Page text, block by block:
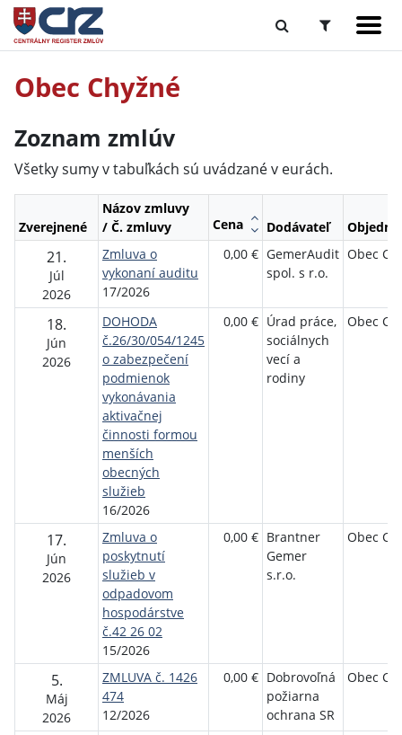
Obec Chyžné
Zoznam zmlúv
Všetky sumy v tabuľkách sú uvádzané v eurách.
Zverejnené
Názov zmluvy
/ Č. zmluvy
Cena Dodávateľ
21.
Júl
2026
Zmluva o
vykonaní auditu
17/2026
0,00 € GemerAudit
spol. s r.o.
Obec
18.
Jún
2026
DOHODA
č.26/30/054/1245
o zabezpečení
podmienok
vykonávania
aktivačnej
činnosti formou
menších
obecných
služieb
16/2026
0,00 € Úrad práce,
sociálnych
vecí a
rodiny
Obec
17.
Jún
2026
Zmluva o
poskytnutí
služieb v
odpadovom
hospodárstve
č.42 26 02
15/2026
0,00 € Brantner
Gemer
s.r.o.
Obec
5.
Máj
2026
ZMLUVA č. 1426
474
12/2026
0,00 € Dobrovoľná
požiarna
ochrana SR
Obec